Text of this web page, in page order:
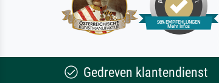
Gedreven klantendienst